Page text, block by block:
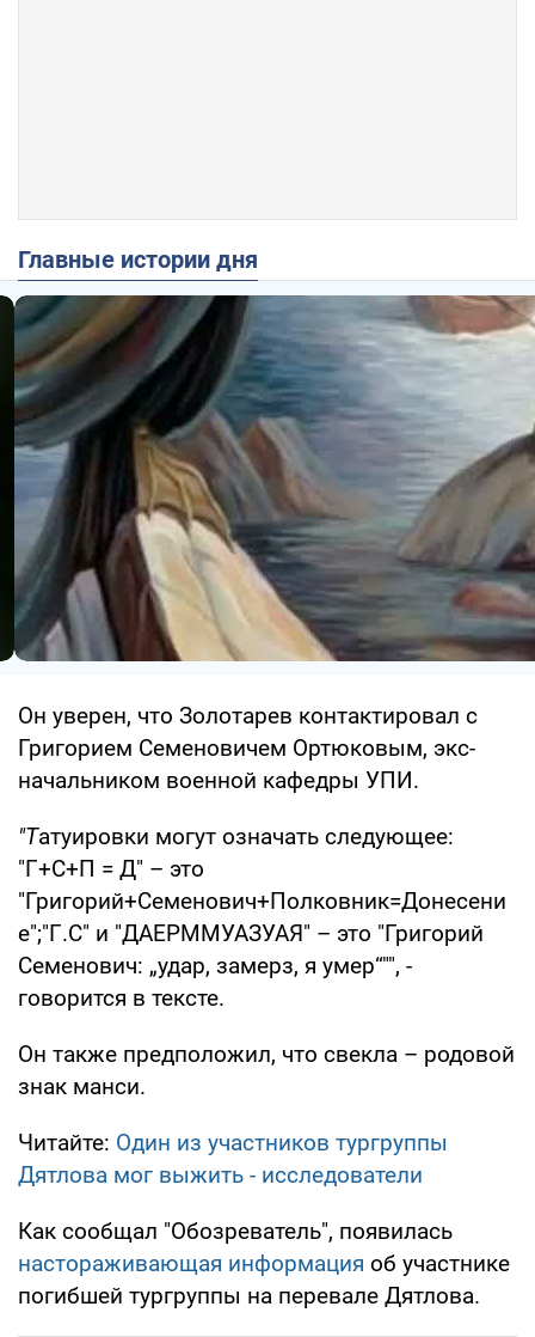
Главные истории дня
Он уверен, что Золотарев контактировал с
Григорием Семеновичем Ортюковым, экс-
начальником военной кафедры УПИ.
"Татуировки могут означать следующее:
"Г+С+П = Д" – это
"Григорий+Семенович+Полковник=Донесени
е";"Г.С" и "ДАЕРММУАЗУАЯ" – это "Григорий
Семенович: „удар, замерз, я умер“"", -
говорится в тексте.
Он также предположил, что свекла – родовой
знак манси.
Читайте: Один из участников тургруппы
Дятлова мог выжить - исследователи
Как сообщал "Обозреватель", появилась
настораживающая информация об участнике
погибшей тургруппы на перевале Дятлова.